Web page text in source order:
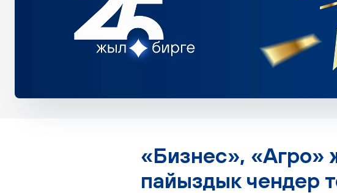
«Бизнес»,
пайыздык чендер